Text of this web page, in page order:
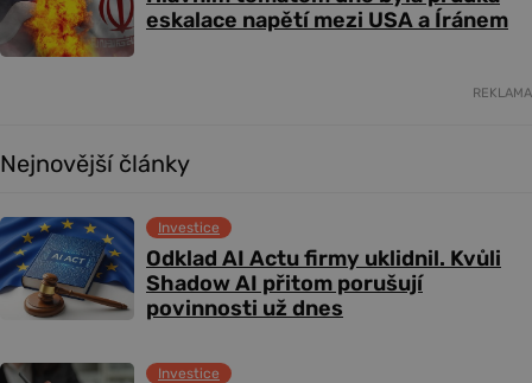
eskalace napětí mezi USA a Íránem
REKLAMA
Nejnovější články
Odklad AI Actu firmy uklidnil. Kvůli
Shadow AI přitom porušují
povinnosti už dnes
Investice
Investice